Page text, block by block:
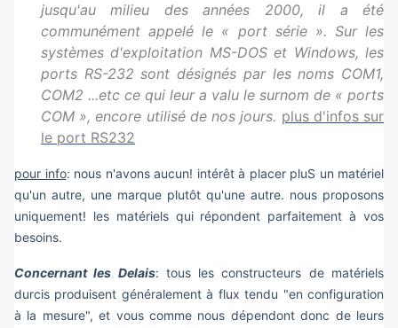
jusqu'au milieu des années 2000, il a été
communément appelé le « port série ». Sur les
systèmes d'exploitation MS-DOS et Windows, les
ports RS-232 sont désignés par les noms COM1,
COM2 ...etc ce qui leur a valu le surnom de « ports
COM », encore utilisé de nos jours. plus d'infos sur
le port RS232
pour info: nous n'avons aucun! intérêt à placer pluS un matériel
qu'un autre, une marque plutôt qu'une autre. nous proposons
uniquement! les matériels qui répondent parfaitement à vos
besoins.
Concernant les Delais: tous les constructeurs de matériels
durcis produisent généralement à flux tendu "en configuration
à la mesure", et vous comme nous dépendont donc de leurs